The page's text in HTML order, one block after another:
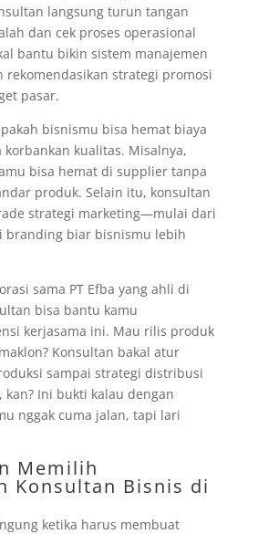
langsung turun tangan
dan cek proses operasional
bantu bikin sistem manajemen
rekomendasikan strategi promosi
pasar.
bisnismu bisa hemat biaya
kualitas. Misalnya,
bisa hemat di supplier tanpa
produk. Selain itu, konsultan
strategi marketing—mulai dari
branding biar bisnismu lebih
sama PT Efba yang ahli di
bisa bantu kamu
kerjasama ini. Mau rilis produk
Konsultan bakal atur
sampai strategi distribusi
kan? Ini bukti kalau dengan
nggak cuma jalan, tapi lari
Memilih
Konsultan Bisnis di
ketika harus membuat